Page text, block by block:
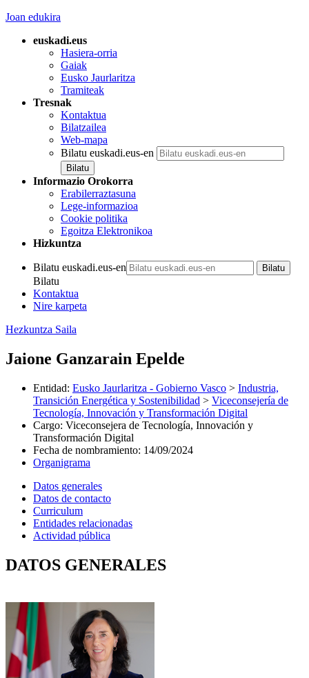
Joan edukira
euskadi.eus
Hasiera-orria
Gaiak
Eusko Jaurlaritza
Tramiteak
Tresnak
Kontaktua
Bilatzailea
Web-mapa
Bilatu euskadi.eus-en
Informazio Orokorra
Erabilerraztasuna
Lege-informazioa
Cookie politika
Egoitza Elektronikoa
Hizkuntza
Bilatu euskadi.eus-en
Bilatu
Kontaktua
Nire karpeta
Hezkuntza Saila
Jaione Ganzarain Epelde
Entidad: Eusko Jaurlaritza - Gobierno Vasco > Industria,
Transición Energética y Sostenibilidad > Viceconsejería de
Tecnología, Innovación y Transformación Digital
Cargo: Viceconsejera de Tecnología, Innovación y
Transformación Digital
Fecha de nombramiento: 14/09/2024
Organigrama
Datos generales
Datos de contacto
Curriculum
Entidades relacionadas
Actividad pública
DATOS GENERALES